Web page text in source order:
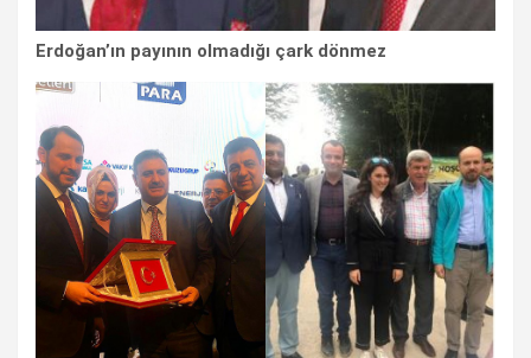
Erdoğan’ın payının olmadığı çark dönmez